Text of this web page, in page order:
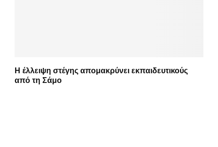
Η έλλειψη στέγης απομακρύνει εκπαιδευτικούς
από τη Σάμο